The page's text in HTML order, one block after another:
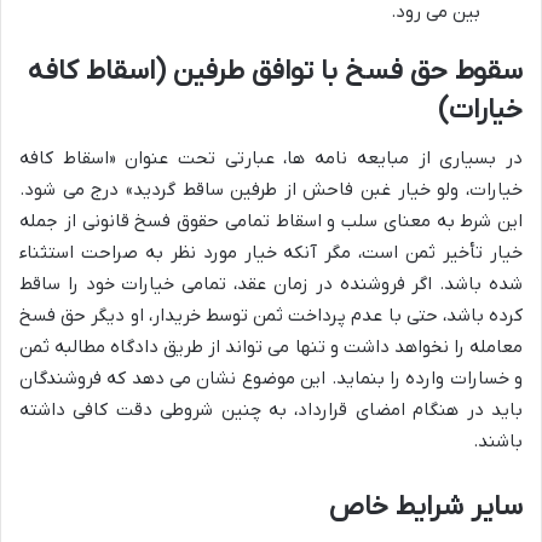
بین می رود.
سقوط حق فسخ با توافق طرفین (اسقاط کافه
خیارات)
در بسیاری از مبایعه نامه ها، عبارتی تحت عنوان «اسقاط کافه
خیارات، ولو خیار غبن فاحش از طرفین ساقط گردید» درج می شود.
این شرط به معنای سلب و اسقاط تمامی حقوق فسخ قانونی از جمله
خیار تأخیر ثمن است، مگر آنکه خیار مورد نظر به صراحت استثناء
شده باشد. اگر فروشنده در زمان عقد، تمامی خیارات خود را ساقط
کرده باشد، حتی با عدم پرداخت ثمن توسط خریدار، او دیگر حق فسخ
معامله را نخواهد داشت و تنها می تواند از طریق دادگاه مطالبه ثمن
و خسارات وارده را بنماید. این موضوع نشان می دهد که فروشندگان
باید در هنگام امضای قرارداد، به چنین شروطی دقت کافی داشته
باشند.
سایر شرایط خاص